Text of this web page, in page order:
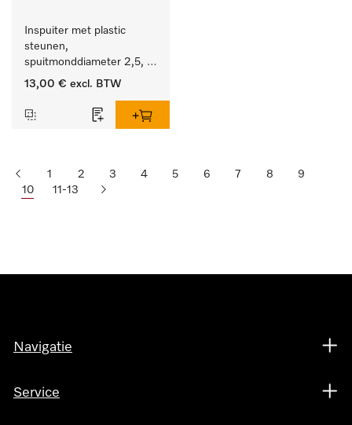
Inspuiter met plastic
steunen,
spuitmonddiameter 2,5,
lengte 125 mm, 1 stuk.
13,00 € excl. BTW
1 2 3 4 5 6 7 8
9
10
11-13
Navigatie
Service